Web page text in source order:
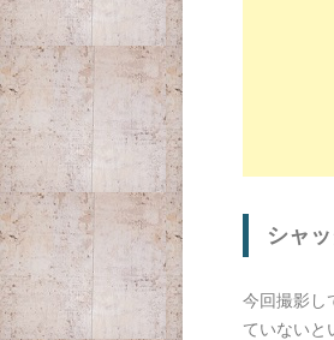
シャ
今回撮影し
ていないと